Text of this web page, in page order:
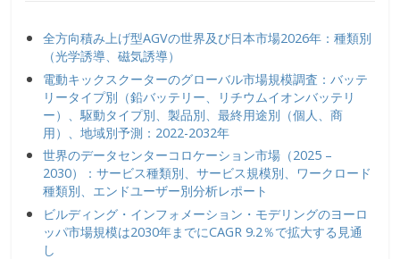
全方向積み上げ型AGVの世界及び日本市場2026年：種類別
（光学誘導、磁気誘導）
電動キックスクーターのグローバル市場規模調査：バッテ
リータイプ別（鉛バッテリー、リチウムイオンバッテリ
ー）、駆動タイプ別、製品別、最終用途別（個人、商
用）、地域別予測：2022-2032年
世界のデータセンターコロケーション市場（2025 –
2030）：サービス種類別、サービス規模別、ワークロード
種類別、エンドユーザー別分析レポート
ビルディング・インフォメーション・モデリングのヨーロ
ッパ市場規模は2030年までにCAGR 9.2％で拡大する見通
し